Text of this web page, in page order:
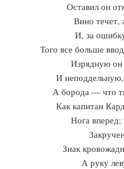
Оставил он
Вино течет,
И, за
Того все больше
Изрядную он
И
А борода — что
Как капитан
Нога
Знак
А руку